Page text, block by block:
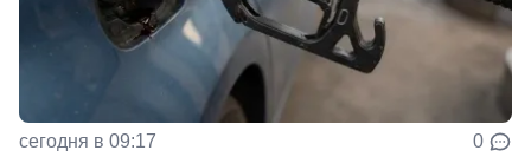
сегодня в 09:17 0